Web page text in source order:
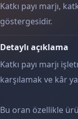
Katkı payı marjı,
göstergesidir.
Detaylı açıklama
Katkı payı marjı
karşılamak ve kâr
Bu oran özellikle